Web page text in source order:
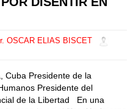
OSCAR ELIAS BISCET
Cuba Presidente de la
Presidente del
de la Libertad En una